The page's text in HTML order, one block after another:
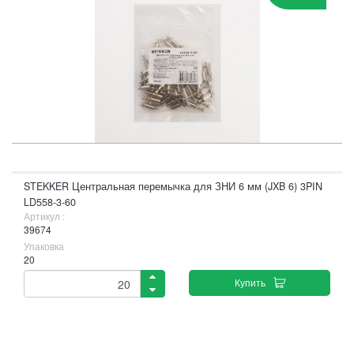
STEKKER Центральная перемычка для ЗНИ 6 мм (JXB 6) 3PIN
LD558-3-60
Артикул :
39674
Упаковка
20
Купить